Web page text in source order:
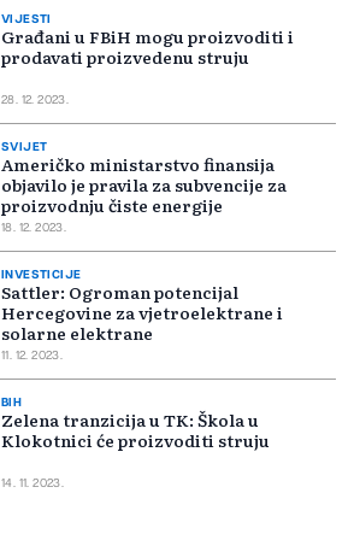
VIJESTI
Građani u FBiH mogu proizvoditi i
prodavati proizvedenu struju
28. 12. 2023.
SVIJET
Američko ministarstvo finansija
objavilo je pravila za subvencije za
proizvodnju čiste energije
18. 12. 2023.
INVESTICIJE
Sattler: Ogroman potencijal
Hercegovine za vjetroelektrane i
solarne elektrane
11. 12. 2023.
BIH
Zelena tranzicija u TK: Škola u
Klokotnici će proizvoditi struju
14. 11. 2023.